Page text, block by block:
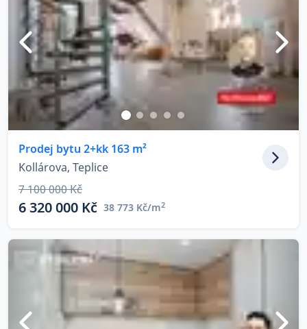
Prodej bytu 2+kk 163 m²
Kollárova, Teplice
7 100 000 Kč
6 320 000 Kč 38 773 Kč/m2